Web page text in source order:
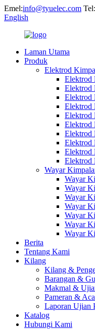
Emel:info@tyuelec.com Tel:
English
Laman Utama
Produk
Elektrod
Elektrod
Elektrod
Elektrod
Elektrod
Elektrod
Elektrod
Elektrod
Elektrod
Elektrod
Elektrod
Wayar
Wayar
Wayar
Wayar
Wayar
Wayar
Wayar
Wayar
Berita
Tentang Kami
Kilang
Kilang &
Barangan &
Makmal &
Pameran &
Laporan Ujian
Katalog
Hubungi Kami